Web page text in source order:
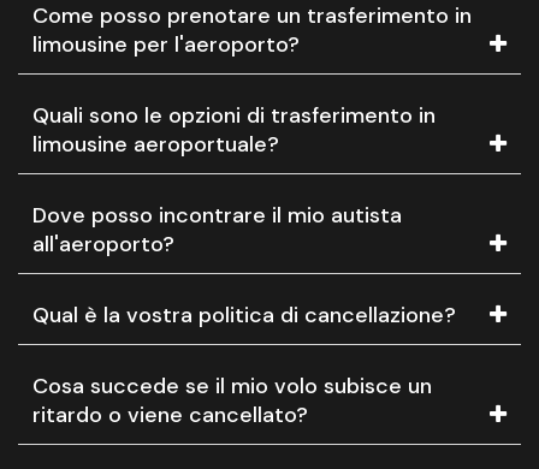
Come posso prenotare un trasferimento in
limousine per l'aeroporto?
Quali sono le opzioni di trasferimento in
limousine aeroportuale?
Dove posso incontrare il mio autista
all'aeroporto?
Qual è la vostra politica di cancellazione?
Cosa succede se il mio volo subisce un
ritardo o viene cancellato?